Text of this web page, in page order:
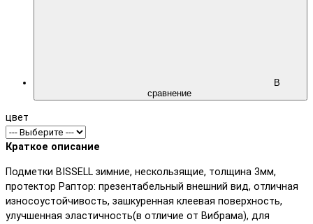
В
сравнение
цвет
Краткое описание
Подметки BISSELL зимние, нескользящие, толщина 3мм,
протектор Раптор: презентабельный внешний вид, отличная
износоустойчивость, зашкуренная клеевая поверхность,
улучшенная эластичность(в отличие от Вибрама), для